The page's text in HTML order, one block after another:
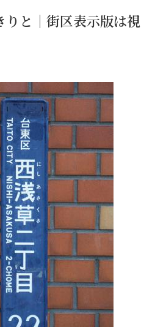
りと｜街区表示版は視